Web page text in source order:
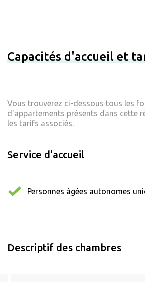
Capacités d'accueil et
Vous trouverez ci-dessous tous les
d'appartements présents dans cette
les tarifs associés.
Service d'accueil
Personnes âgées autonomes
Descriptif des chambres